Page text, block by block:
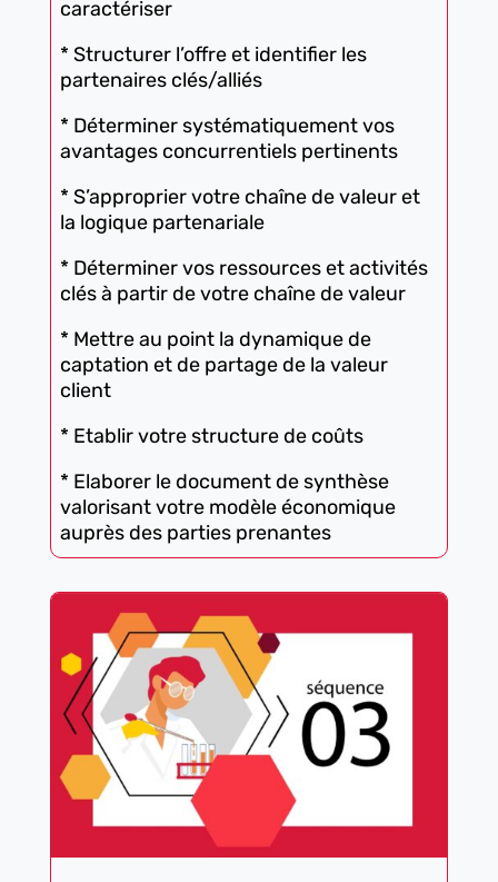
caractériser
* Structurer l’offre et identifier les
partenaires clés/alliés
* Déterminer systématiquement vos
avantages concurrentiels pertinents
* S’approprier votre chaîne de valeur et
la logique partenariale
* Déterminer vos ressources et activités
clés à partir de votre chaîne de valeur
* Mettre au point la dynamique de
captation et de partage de la valeur
client
* Etablir votre structure de coûts
* Elaborer le document de synthèse
valorisant votre modèle économique
auprès des parties prenantes